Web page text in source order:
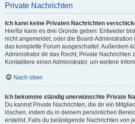
Private Nachrichten
Ich kann keine Privaten Nachrichten
Hierfür kann es drei Gründe geben: Entweder
nicht angemeldet, oder die Board-Administration
das komplette Forum ausgeschaltet. Außerdem
Administrator dir das Recht, Private Nachrichten
Kontaktiere einen Administrator, um weitere
Nach oben
Ich bekomme ständig unerwünschte Private
Du kannst Private Nachrichten, die dir ein
löschen, indem du in deinem persönlichen
erstellst. Falls du belästigende Nachrichten von